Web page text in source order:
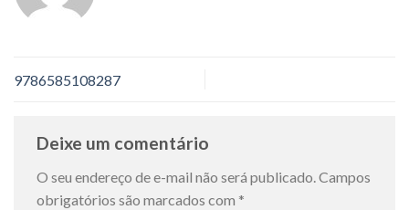
9786585108287
Deixe um comentário
O seu endereço de e-mail não será publicado.Campos
obrigatórios são marcados com *